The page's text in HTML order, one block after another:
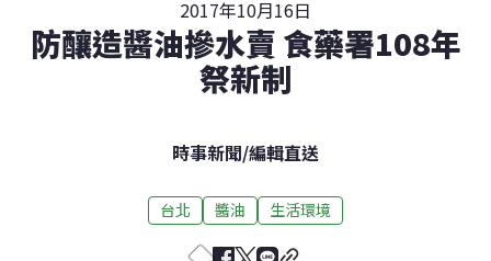
2017年10月16日
防釀造醬油摻水賣 食藥署108年
祭新制
時事新聞/編輯直送
台北 醬油 生活環境